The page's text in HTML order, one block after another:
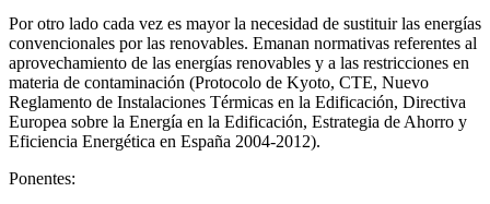
Por otro lado cada vez es mayor la necesidad de sustituir las energías
convencionales por las renovables. Emanan normativas referentes al
aprovechamiento de las energías renovables y a las restricciones en
materia de contaminación (Protocolo de Kyoto, CTE, Nuevo
Reglamento de Instalaciones Térmicas en la Edificación, Directiva
Europea sobre la Energía en la Edificación, Estrategia de Ahorro y
Eficiencia Energética en España 2004-2012).
Ponentes: